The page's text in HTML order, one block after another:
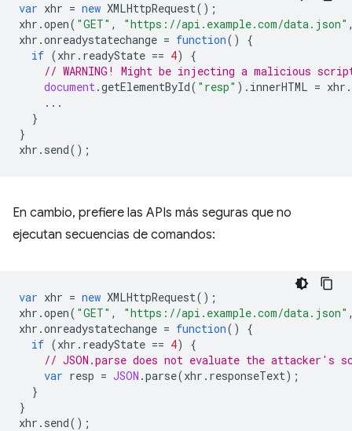
var xhr = new XMLHttpRequest();
xhr .open( "GET" , "https://api.example.com/data.json"
xhr .onreadystatechange = function()
{
if (xhr . readyState == 4)
{
// WARNING! Might be injecting a malicious
document.getElementById( "resp" ). innerHTML = xhr .
...
}
}
xhr . send();
En cambio, prefiere las APIs más seguras que no
ejecutan secuencias de comandos:
var xhr = new XMLHttpRequest();
xhr .open( "GET" , "https://api.example.com/data.json"
xhr .onreadystatechange = function()
{
if (xhr . readyState == 4)
{
// JSON.parse does not evaluate the attacker's
var resp = JSON .parse(xhr . responseText);
}
}
xhr . send();